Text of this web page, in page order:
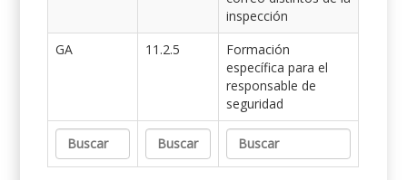
inspección
GA
11.2.5
Formación
específica para el
responsable de
seguridad